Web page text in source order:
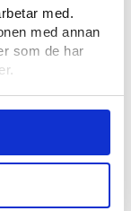
med.
med annan
som de har
detta är
i
med
olika
är de
som ska